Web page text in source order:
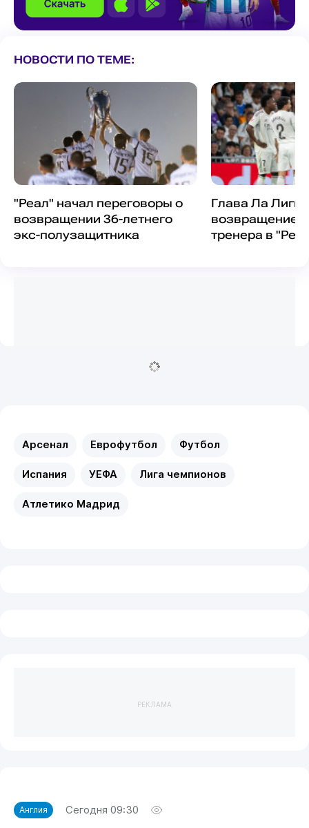
НОВОСТИ ПО ТЕМЕ:
"Реал" начал переговоры о
возвращении 36-летнего
экс-полузащитника
Глава Ла Лиги
возвращение
тренера в
Арсенал Еврофутбол Футбол
Испания УЕФА Лига чемпионов
Атлетико Мадрид
РЕКЛАМА
Англия Сегодня 09:30